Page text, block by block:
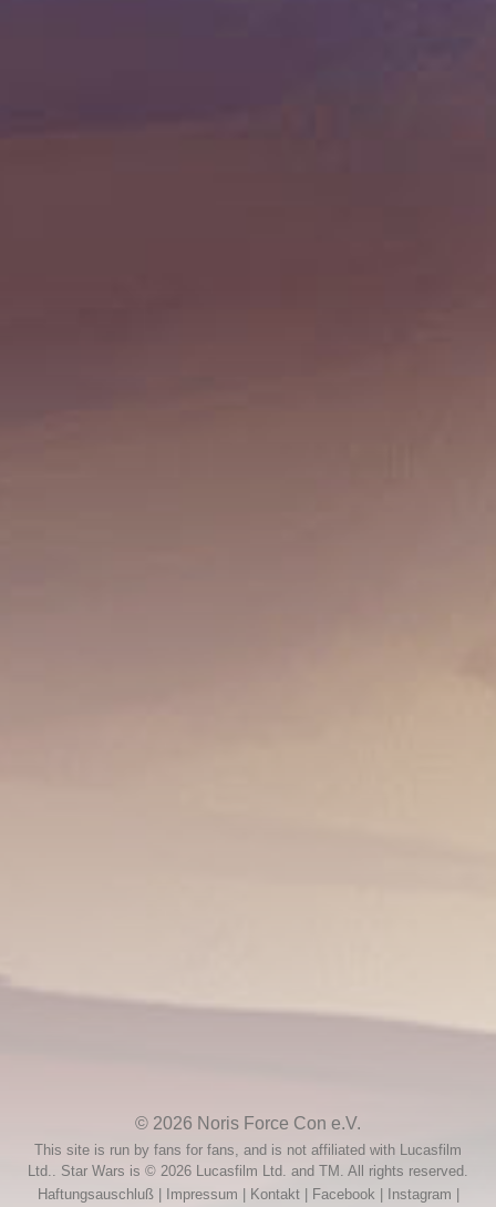
© 2026 Noris Force Con e.V.
This site is run by fans for fans, and is not affiliated with Lucasfilm
Ltd.. Star Wars is © 2026 Lucasfilm Ltd. and TM. All rights reserved.
Haftungsauschluß| Impressum Kontakt| Facebook Instagram